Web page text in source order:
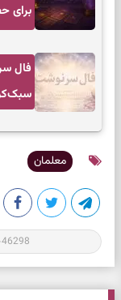
برای
معلمان